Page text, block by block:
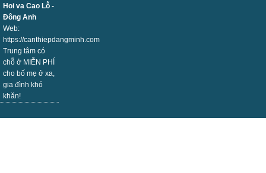
Hoi va Cao Lỗ -
Đông Anh
Web:
https://canthiepdangminh.com
Trung tâm có
chỗ ở MIỄN PHÍ
cho bố mẹ ở xa,
gia đình khó
khăn!